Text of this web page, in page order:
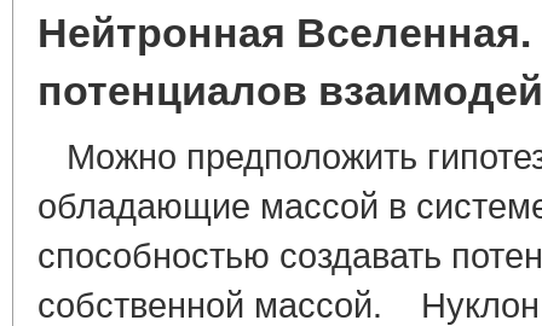
Нейтронная
потенциалов
Можно предположить
обладающие массой в
способностью создавать
собственной массой.